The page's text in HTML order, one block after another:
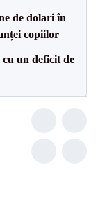
de dolari în
copiilor
un deficit de